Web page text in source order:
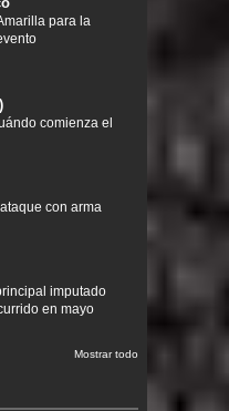
para la
comienza el
con arma
imputado
en mayo
Mostrar todo